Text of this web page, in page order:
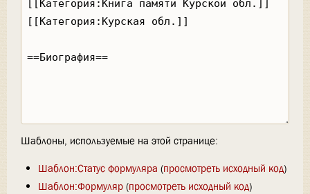
Шаблоны, используемые на этой странице:
Шаблон:Статус формуляра (просмотреть исходный код)
Шаблон:Формуляр(просмотреть исходный код)